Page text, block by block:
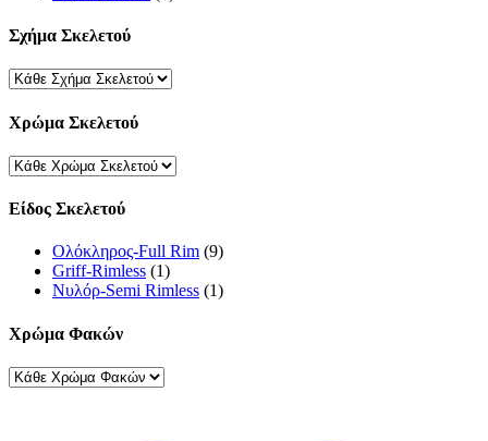
Σχήμα Σκελετού
Χρώμα Σκελετού
Είδος Σκελετού
Ολόκληρος-Full Rim (9)
Griff-Rimless (1)
Νυλόρ-Semi Rimless (1)
Χρώμα Φακών